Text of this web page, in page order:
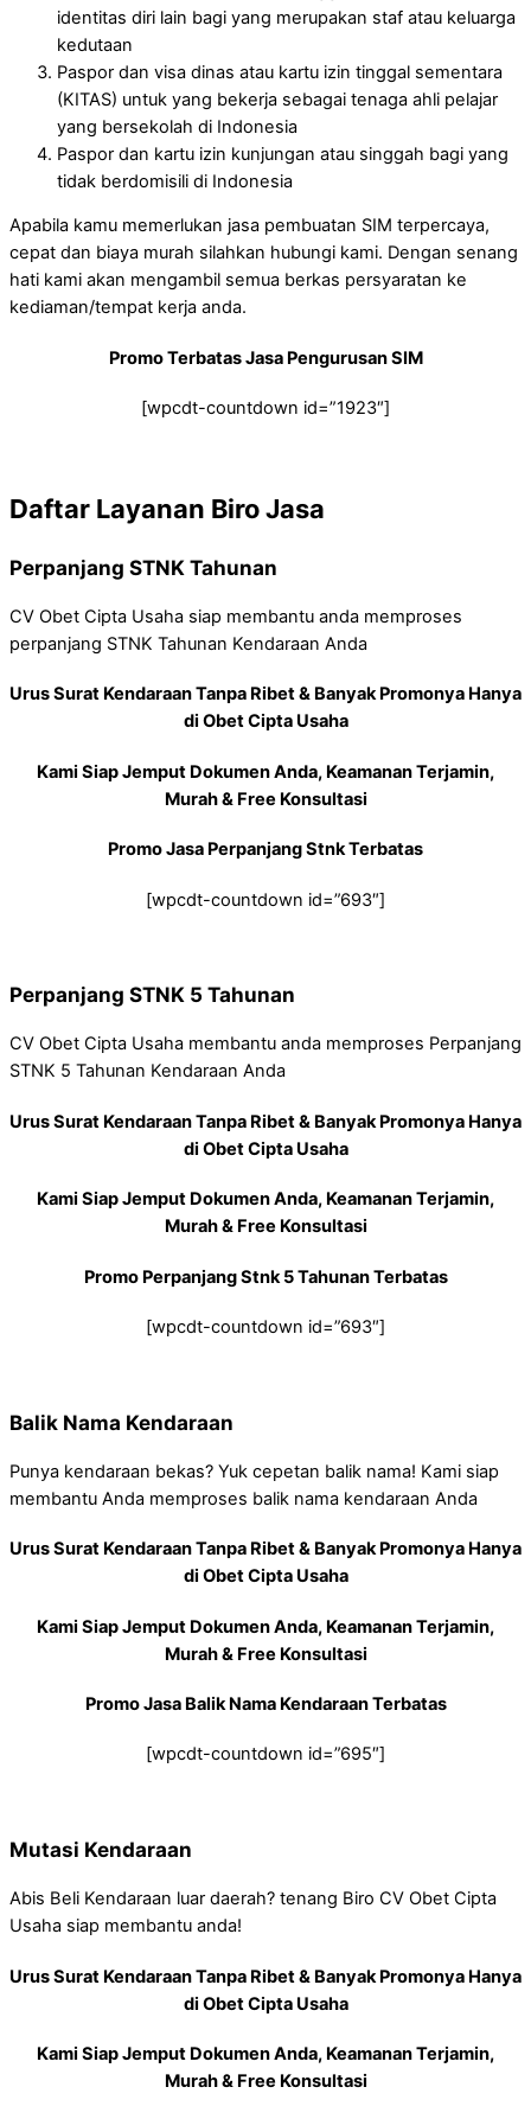
identitas diri lain bagi yang merupakan staf atau keluarga
kedutaan
Paspor dan visa dinas atau kartu izin tinggal sementara
(KITAS) untuk yang bekerja sebagai tenaga ahli pelajar
yang bersekolah di Indonesia
Paspor dan kartu izin kunjungan atau singgah bagi yang
tidak berdomisili di Indonesia
Apabila kamu memerlukan jasa pembuatan SIM terpercaya,
cepat dan biaya murah silahkan hubungi kami. Dengan senang
hati kami akan mengambil semua berkas persyaratan ke
kediaman/tempat kerja anda.
Promo Terbatas Jasa Pengurusan SIM
[wpcdt-countdown id=”1923″]
Daftar Layanan Biro Jasa
Perpanjang STNK Tahunan
CV Obet Cipta Usaha siap membantu anda memproses
perpanjang STNK Tahunan Kendaraan Anda
Urus Surat Kendaraan Tanpa Ribet & Banyak Promonya Hanya
di Obet Cipta Usaha
Kami Siap Jemput Dokumen Anda, Keamanan Terjamin,
Murah & Free Konsultasi
Promo Jasa Perpanjang Stnk Terbatas
[wpcdt-countdown id=”693″]
Perpanjang STNK 5 Tahunan
CV Obet Cipta Usaha membantu anda memproses Perpanjang
STNK 5 Tahunan Kendaraan Anda
Urus Surat Kendaraan Tanpa Ribet & Banyak Promonya Hanya
di Obet Cipta Usaha
Kami Siap Jemput Dokumen Anda, Keamanan Terjamin,
Murah & Free Konsultasi
Promo Perpanjang Stnk 5 Tahunan Terbatas
[wpcdt-countdown id=”693″]
Balik Nama Kendaraan
Punya kendaraan bekas? Yuk cepetan balik nama! Kami siap
membantu Anda memproses balik nama kendaraan Anda
Urus Surat Kendaraan Tanpa Ribet & Banyak Promonya Hanya
di Obet Cipta Usaha
Kami Siap Jemput Dokumen Anda, Keamanan Terjamin,
Murah & Free Konsultasi
Promo Jasa Balik Nama Kendaraan Terbatas
[wpcdt-countdown id=”695″]
Mutasi Kendaraan
Abis Beli Kendaraan luar daerah? tenang Biro CV Obet Cipta
Usaha siap membantu anda!
Urus Surat Kendaraan Tanpa Ribet & Banyak Promonya Hanya
di Obet Cipta Usaha
Kami Siap Jemput Dokumen Anda, Keamanan Terjamin,
Murah & Free Konsultasi